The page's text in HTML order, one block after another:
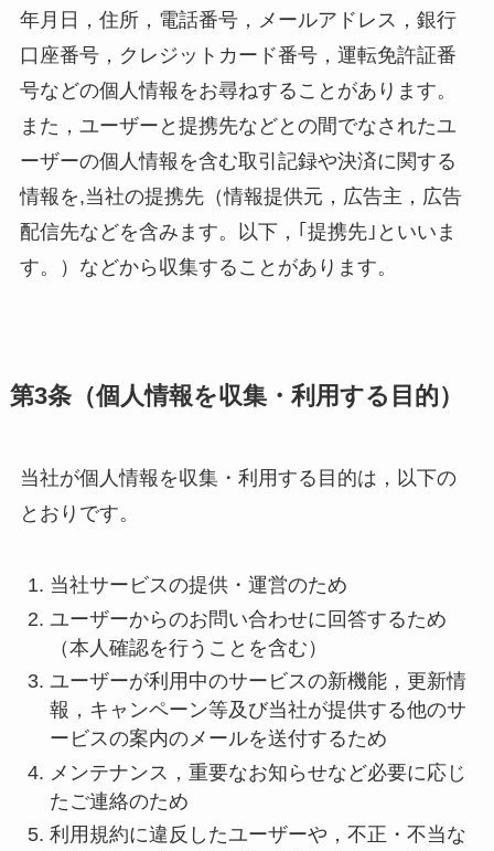
年月日，住所，電話番号，メールアドレス，銀行
口座番号，クレジットカード番号，運転免許証番
号などの個人情報をお尋ねすることがあります。
また，ユーザーと提携先などとの間でなされたユ
ーザーの個人情報を含む取引記録や決済に関する
情報を,当社の提携先（情報提供元，広告主，広告
配信先などを含みます。以下，｢提携先｣といいま
す。）などから収集することがあります。
第3条（個人情報を収集・利用する目的）
当社が個人情報を収集・利用する目的は，以下の
とおりです。
当社サービスの提供・運営のため
ユーザーからのお問い合わせに回答するため
（本人確認を行うことを含む）
ユーザーが利用中のサービスの新機能，更新情
報，キャンペーン等及び当社が提供する他のサ
ービスの案内のメールを送付するため
メンテナンス，重要なお知らせなど必要に応じ
たご連絡のため
利用規約に違反したユーザーや，不正・不当な